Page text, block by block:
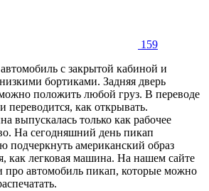
159
с закрытой кабиной и
бортиками. Задняя дверь
положить любой груз. В переводе
переводится, как открывать.
выпускалась только как рабочее
На сегодняшний день пикап
подчеркнуть американский образ
как легковая машина. На нашем сайте
про автомобиль пикап, которые можно